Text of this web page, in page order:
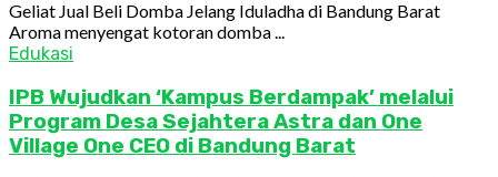
Geliat Jual Beli Domba Jelang Iduladha di Bandung Barat
Aroma menyengat kotoran domba ...
Edukasi
IPB Wujudkan ‘Kampus Berdampak’ melalui
Program Desa Sejahtera Astra dan One
Village One CEO di Bandung Barat